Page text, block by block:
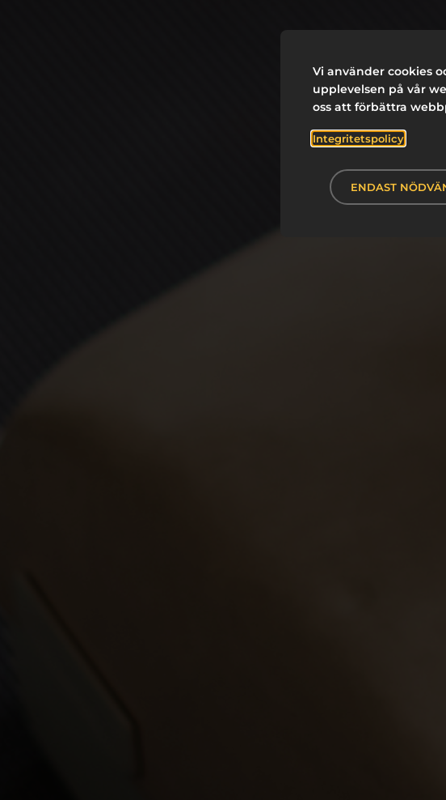
Vi använder cookies
upplevelsen på vår
oss att förbättra
Integritetspolicy
ENDAST